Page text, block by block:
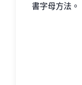
書字母方法。